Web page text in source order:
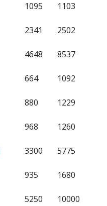
1095 1103
2341 2502
4648 8537
664 1092
880 1229
968 1260
3300 5775
935 1680
5250 10000